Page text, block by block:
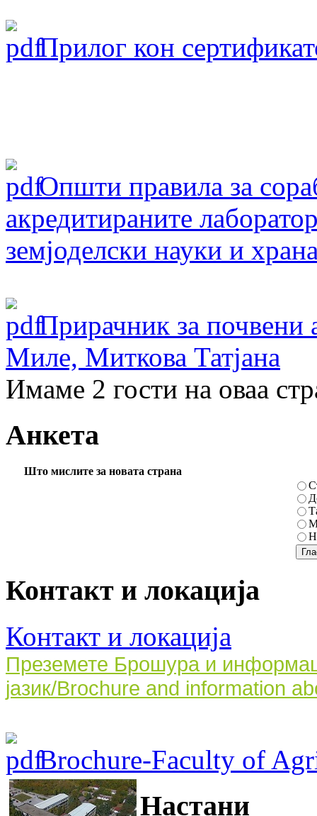
Прилог кон
Oпшти правила за
акредитираните
земјоделски науки и
Прирачник за почвени
Миле, Миткова Татјана
Имаме 2 гости на оваа
Анкета
Што мислите за новата страна
Контакт и локација
Контакт и локација
Преземете Брошура и
јазик/Brochure and information
Brochure-Faculty of
Настани